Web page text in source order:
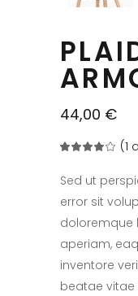
44,00 €
5
basé
1
(1
Sed ut
error sit
doloremque
aperiam,
inventore
beatae vitae